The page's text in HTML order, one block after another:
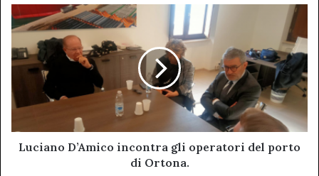
Luciano
D’Amico
incontra
gli
operatori
del
porto
Ortona.
Luciano D’Amico incontra gli operatori del porto
di Ortona.